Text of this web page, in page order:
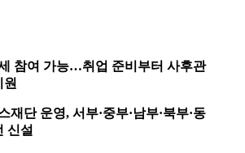
참여 가능…취업 준비부터 사후관
원
재단 운영, 서부·중부·남부·북부·동
신설